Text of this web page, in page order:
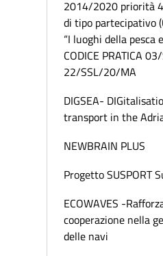
2014/2020 priorità
di tipo partecipativo
“I luoghi della pesca
CODICE PRATICA
22/SSL/20/MA
DIGSEA-
transport in the
NEWBRAIN PLUS
Progetto SUSPORT
ECOWAVES -
cooperazione nella
delle navi